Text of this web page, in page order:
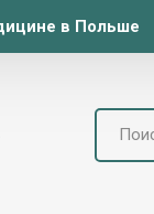
в Польше